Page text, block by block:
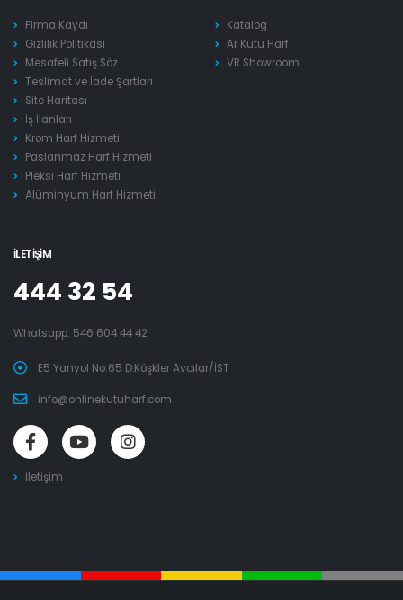
Firma Kaydı
Gizlilik Politikası
Mesafeli Satış Söz.
Teslimat ve İade Şartları
Site Haritası
İş İlanları
Krom Harf Hizmeti
Paslanmaz Harf Hizmeti
Pleksi Harf Hizmeti
Alüminyum Harf Hizmeti
Katalog
Ar Kutu Harf
VR Showroom
İLETIŞIM
444 32 54
Whatsapp: 546 604 44 42
E5 Yanyol No:65 D.Köşkler Avcılar/İST
info@onlinekutuharf.com
İletişim